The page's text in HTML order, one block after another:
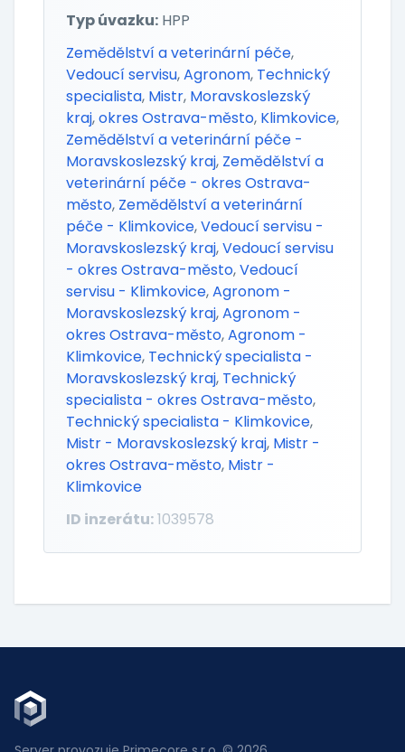
Typ úvazku: HPP
Zemědělství a veterinární péče,
Vedoucí servisu,Agronom, Technický
specialista, Mistr, Moravskoslezský
kraj,okres Ostrava-město, Klimkovice,
Zemědělství a veterinární péče -
Moravskoslezský kraj, Zemědělství a
veterinární péče - okres Ostrava-
město, Zemědělství a veterinární
péče - Klimkovice,Vedoucí servisu -
Moravskoslezský kraj,Vedoucí servisu
- okres Ostrava-město,Vedoucí
servisu - Klimkovice,Agronom -
Moravskoslezský kraj,Agronom -
okres Ostrava-město,Agronom -
Klimkovice, Technický specialista -
Moravskoslezský kraj, Technický
specialista - okres Ostrava-město,
Technický specialista - Klimkovice,
Mistr - Moravskoslezský kraj, Mistr -
okres Ostrava-město, Mistr -
Klimkovice
ID inzerátu:1039578